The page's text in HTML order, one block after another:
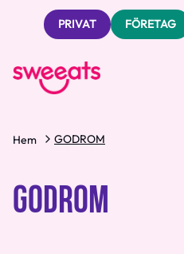
PRIVAT FÖRETAG
Hem GODROM
GODROM